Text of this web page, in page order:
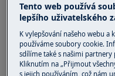
Platí pro:
Integrovanou
Volně stojící
Tento web používá
lepšího uživatelského
K vylepšování našeho webu
používáme soubory cookie.
sdílíme také s našimi
Kliknutím na „Přijmout
s jejich používáním, což nám